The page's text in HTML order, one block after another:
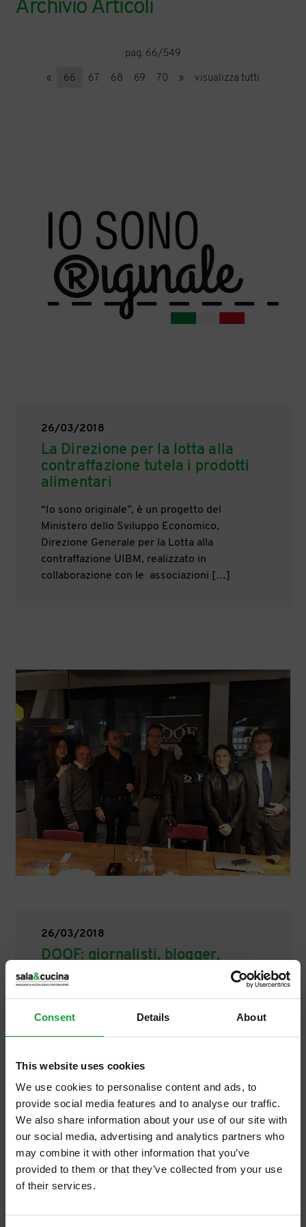
Consent Details About
This website uses cookies
We use cookies to personalise content and ads, to
provide social media features and to analyse our traffic.
We also share information about your use of our site with
our social media, advertising and analytics partners who
may combine it with other information that you’ve
provided to them or that they’ve collected from your use
of their services.
Archivio Articoli
pag. 66/549
« 66 67 68 69 70 » visualizza tutti
26/03/2018
La Direzione per la lotta alla
contraffazione tutela i prodotti
alimentari
“Io sono originale”, è un progetto del
Ministero dello Sviluppo Economico,
Direzione Generale per la Lotta alla
contraffazione UIBM, realizzato in
collaborazione con le associazioni […]
26/03/2018
DOOF: giornalisti, blogger,
influencer, caos al crocevia
dell'informazione
Si è tenuto, giovedì 22 marzo, a Milano,
faccia del Food. Questa volta una
affollatissima platea di […]
ISCRIVITI ALLA NEWSLETTER